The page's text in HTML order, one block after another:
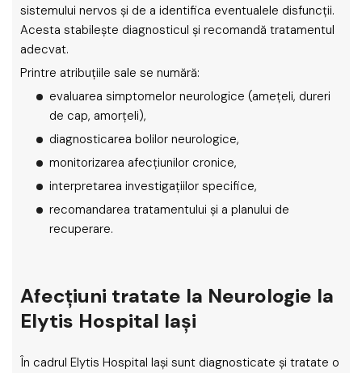
sistemului nervos și de a identifica eventualele disfuncții.
Acesta stabilește diagnosticul și recomandă tratamentul
adecvat.
Printre atribuțiile sale se numără:
evaluarea simptomelor neurologice (amețeli, dureri
de cap, amorțeli),
diagnosticarea bolilor neurologice,
monitorizarea afecțiunilor cronice,
interpretarea investigațiilor specifice,
recomandarea tratamentului și a planului de
recuperare.
Afecțiuni tratate la Neurologie la
Elytis Hospital Iași
În cadrul Elytis Hospital Iași sunt diagnosticate și tratate o